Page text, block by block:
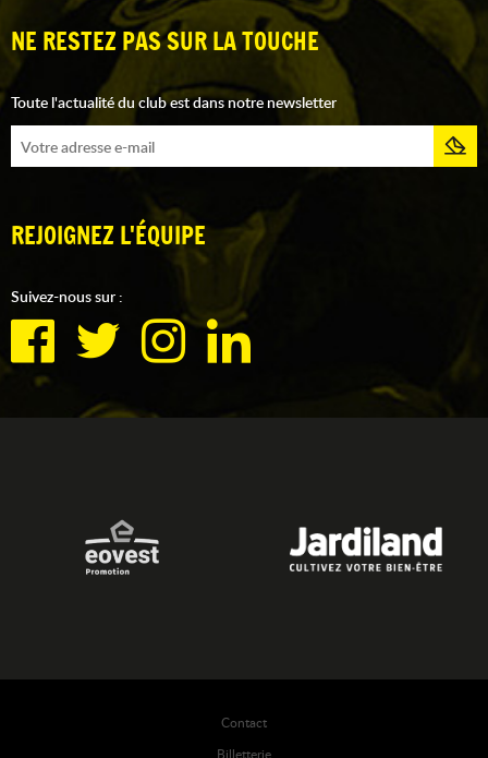
NE RESTEZ PAS SUR LA TOUCHE
Toute l'actualité du club est dans notre newsletter
REJOIGNEZ L'ÉQUIPE
Suivez-nous sur :
Contact
Billetterie